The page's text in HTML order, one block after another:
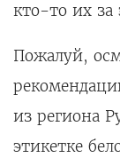
кто-то их
Пожалуй,
из региона
этикетке